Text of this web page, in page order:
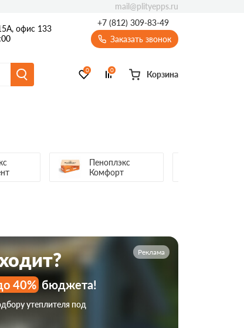
офис 133
+7 (812) 309-83-49
Заказать звонок
0 0 Корзина
mail@plityepps.ru
Пеноплэкс
Комфорт
Реклама
40% бюджета!
утеплителя под